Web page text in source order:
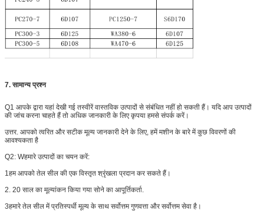
7. सामान्य प्रश्न
Q1 आपके द्वारा यहां देखी गई तस्वीरें वास्तविक उत्पादों से संबंधित नहीं हो सकती हैं। यदि आप उत्पादों
की जांच करना चाहते हैं तो अधिक जानकारी के लिए कृपया हमसे संपर्क करें।
उत्तर. आपको त्वरित और सटीक मूल्य जानकारी देने के लिए, हमें मशीन के बारे में कुछ विवरणों की
आवश्यकता है
Q2: Wहमारे उत्पादों का चयन करें:
1हम आपको तेल सील की एक विस्तृत श्रृंखला प्रदान कर सकते हैं।
2. 20 साल का मूल्यांकन किया गया सोने का आपूर्तिकर्ता.
3हमारे तेल सील में प्रतिस्पर्धी मूल्य के साथ सर्वोत्तम गुणवत्ता और सर्वोत्तम सेवा है।